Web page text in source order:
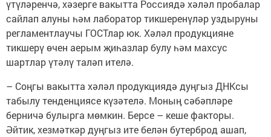
үтүләренчә, хәзерге вакытта Россиядә хәләл пробалар
сайлап алуны һәм лаборатор тикшеренүләр уздыруны
регламентлаучы ГОСТлар юк. Хәләл продукцияне
тикшерү өчен аерым җиһазлар булу һәм махсус
шартлар үтәлү таләп ителә.
– Соңгы вакытта хәләл продукциядә дуңгыз ДНКсы
табылу тенденциясе күзәтелә. Моның сәбәпләре
берничә булырга мөмкин. Берсе – кеше факторы.
Әйтик, хезмәткәр дуңгыз ите белән бутерброд ашап,